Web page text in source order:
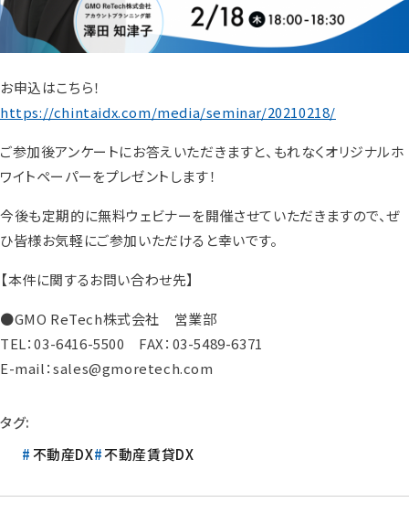
お申込はこちら！
https://chintaidx.com/media/seminar/20210218/
ご参加後アンケートにお答えいただきますと、もれなくオリジナルホ
ワイトペーパーをプレゼントします！
今後も定期的に無料ウェビナーを開催させていただきますので、ぜ
ひ皆様お気軽にご参加いただけると幸いです。
【本件に関するお問い合わせ先】
●GMO ReTech株式会社 営業部
TEL：03-6416-5500 FAX：03-5489-6371
E-mail：sales@gmoretech.com
タグ:
不動産DX 不動産賃貸DX